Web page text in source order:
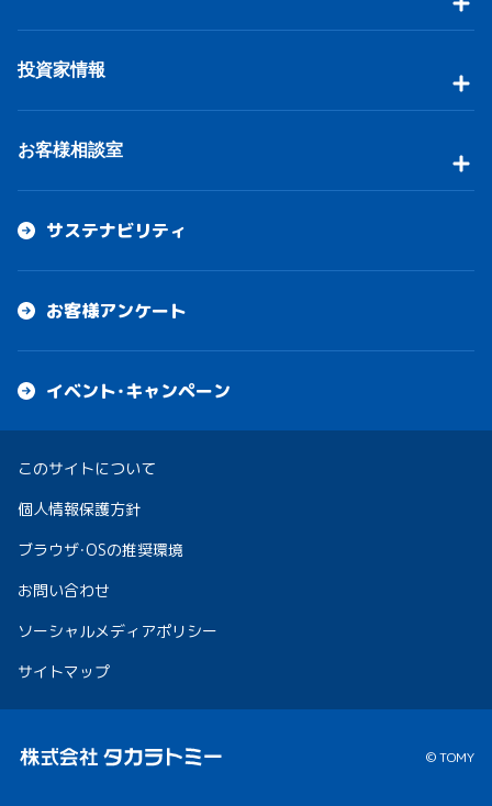
投資家情報
お客様相談室
サステナビリティ
お客様アンケート
イベント・キャンペーン
このサイトについて
個人情報保護方針
ブラウザ・OSの推奨環境
お問い合わせ
ソーシャルメディアポリシー
サイトマップ
© TOMY